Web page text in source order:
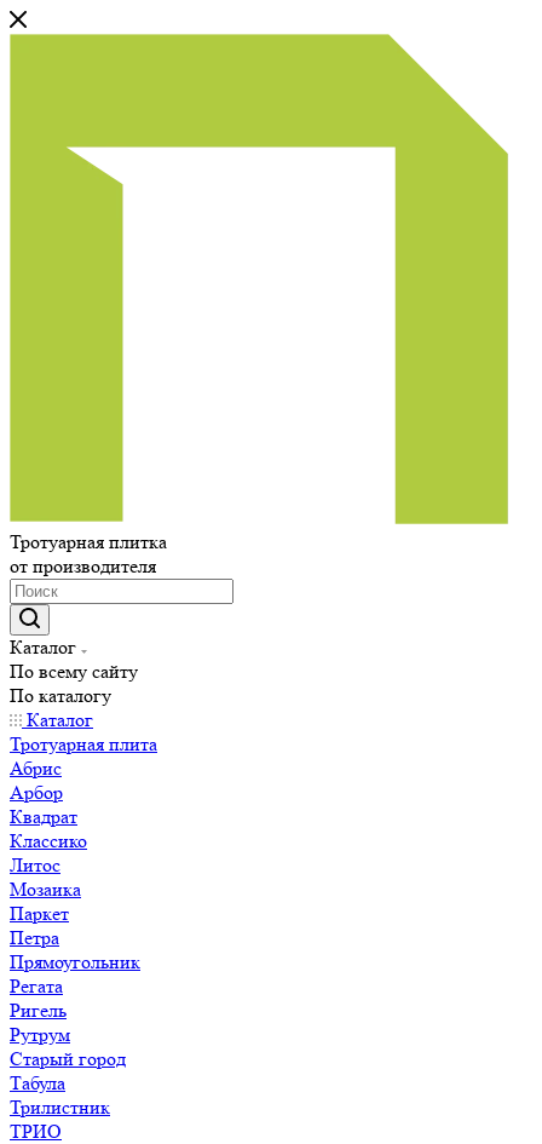
Тротуарная плитка
от производителя
Каталог
По всему сайту
По каталогу
Каталог
Тротуарная плита
Абрис
Арбор
Квадрат
Классико
Литос
Мозаика
Паркет
Петра
Прямоугольник
Регата
Ригель
Рутрум
Старый город
Табула
Трилистник
ТРИО